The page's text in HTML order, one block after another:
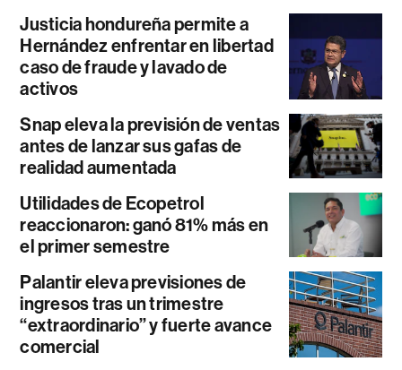
Justicia hondureña permite a
Hernández enfrentar en libertad
caso de fraude y lavado de
activos
Snap eleva la previsión de ventas
antes de lanzar sus gafas de
realidad aumentada
Utilidades de Ecopetrol
reaccionaron: ganó 81% más en
el primer semestre
Palantir eleva previsiones de
ingresos tras un trimestre
“extraordinario” y fuerte avance
comercial